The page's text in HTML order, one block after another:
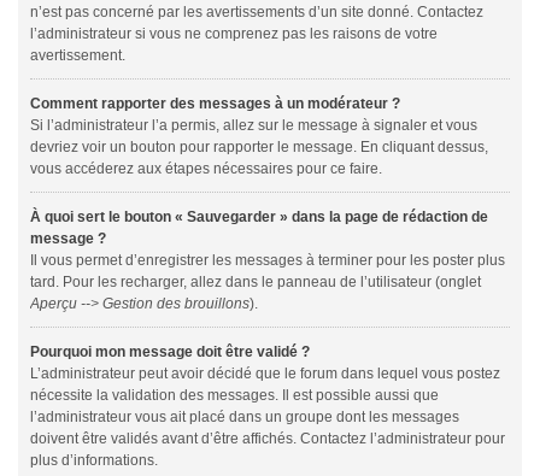
n’est pas concerné par les avertissements d’un site donné. Contactez
l’administrateur si vous ne comprenez pas les raisons de votre
avertissement.
Comment rapporter des messages à un modérateur ?
Si l’administrateur l’a permis, allez sur le message à signaler et vous
devriez voir un bouton pour rapporter le message. En cliquant dessus,
vous accéderez aux étapes nécessaires pour ce faire.
À quoi sert le bouton « Sauvegarder » dans la page de rédaction de
message ?
Il vous permet d’enregistrer les messages à terminer pour les poster plus
tard. Pour les recharger, allez dans le panneau de l’utilisateur (onglet
Aperçu --> Gestion des brouillons).
Pourquoi mon message doit être validé ?
L’administrateur peut avoir décidé que le forum dans lequel vous postez
nécessite la validation des messages. Il est possible aussi que
l’administrateur vous ait placé dans un groupe dont les messages
doivent être validés avant d’être affichés. Contactez l’administrateur pour
plus d’informations.